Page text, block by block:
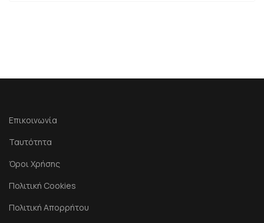
Επικοινωνία
Ταυτότητα
Όροι Χρήσης
Πολιτική Cookies
Πολιτική Απορρήτου